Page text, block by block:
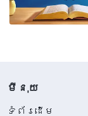
មីនុយ
ទំព័រ​ដើម